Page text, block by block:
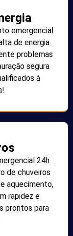
emergencial
de energia.
problemas
segura
à
24h
de chuveiros
aquecimento,
rapidez e
prontos para